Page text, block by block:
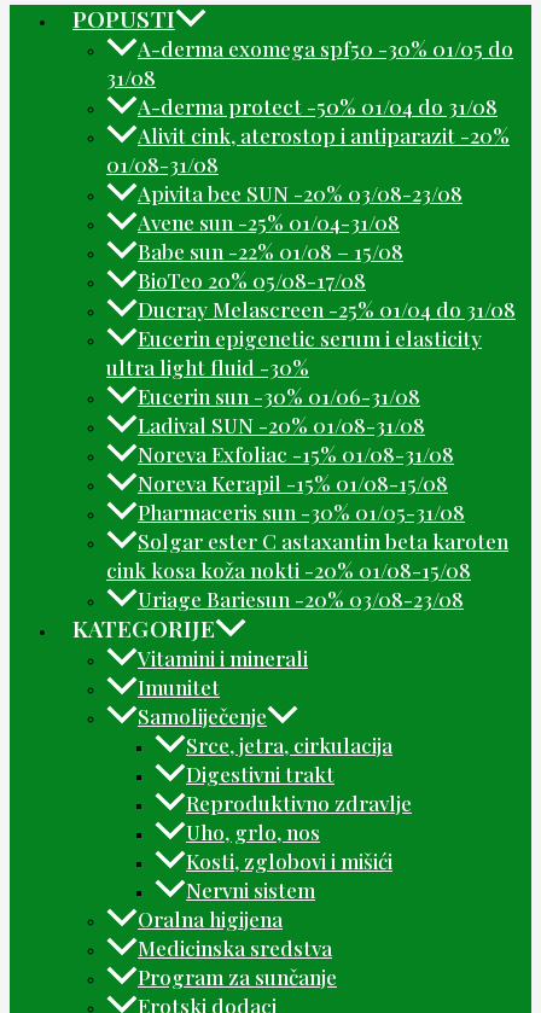
POPUSTI
A-derma exomega spf50 -30% 01/05 do
31/08
A-derma protect -50% 01/04 do 31/08
Alivit cink, aterostop i antiparazit -20%
01/08-31/08
Apivita bee SUN -20% 03/08-23/08
Avene sun -25% 01/04-31/08
Babe sun -22% 01/08 – 15/08
BioTeo 20% 05/08-17/08
Ducray Melascreen -25% 01/04 do 31/08
Eucerin epigenetic serum i elasticity
ultra light fluid -30%
Eucerin sun -30% 01/06-31/08
Ladival SUN -20% 01/08-31/08
Noreva Exfoliac -15% 01/08-31/08
Noreva Kerapil -15% 01/08-15/08
Pharmaceris sun -30% 01/05-31/08
Solgar ester C astaxantin beta karoten
cink kosa koža nokti -20% 01/08-15/08
Uriage Bariesun -20% 03/08-23/08
KATEGORIJE
Vitamini i minerali
Imunitet
Samoliječenje
Srce, jetra, cirkulacija
Digestivni trakt
Reproduktivno zdravlje
Uho, grlo, nos
Kosti, zglobovi i mišići
Nervni sistem
Oralna higijena
Medicinska sredstva
Program za sunčanje
Erotski dodaci